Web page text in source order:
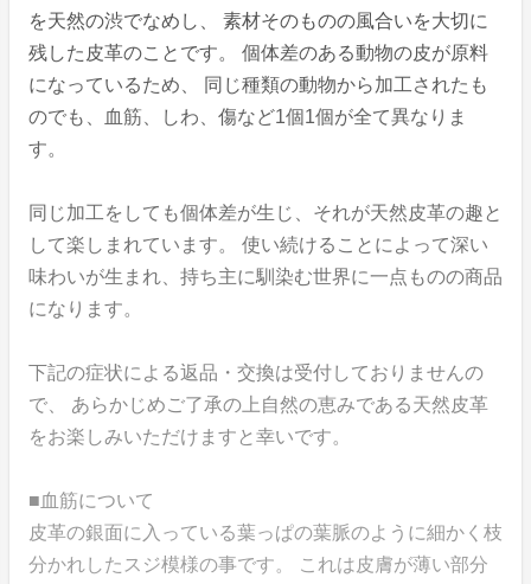
を天然の渋でなめし、 素材そのものの風合いを大切に
残した皮革のことです。 個体差のある動物の皮が原料
になっているため、 同じ種類の動物から加工されたも
のでも、血筋、しわ、傷など1個1個が全て異なりま
す。
同じ加工をしても個体差が生じ、それが天然皮革の趣と
して楽しまれています。 使い続けることによって深い
味わいが生まれ、持ち主に馴染む世界に一点ものの商品
になります。
下記の症状による返品・交換は受付しておりませんの
で、 あらかじめご了承の上自然の恵みである天然皮革
をお楽しみいただけますと幸いです。
■血筋について
皮革の銀面に入っている葉っぱの葉脈のように細かく枝
分かれしたスジ模様の事です。 これは皮膚が薄い部分